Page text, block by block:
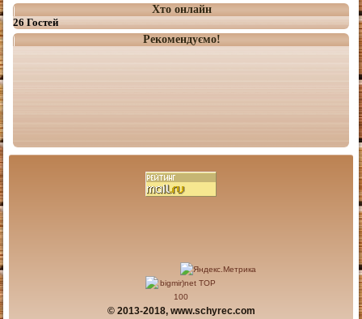
Хто онлайн
26 Гостей
Рекомендуємо!
© 2013-2018, www.schyrec.com